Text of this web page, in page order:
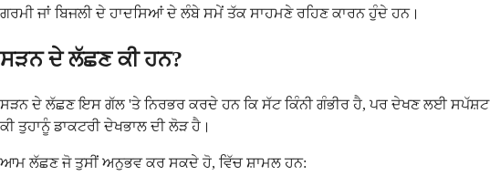
ਗਰਮੀ ਜਾਂ ਬਿਜਲੀ ਦੇ ਹਾਦਸਿਆਂ ਦੇ ਲੰਬੇ ਸਮੇਂ ਤੱਕ ਸਾਹਮਣੇ ਰਹਿਣ ਕਾਰਨ ਹੁੰਦੇ ਹਨ।
ਸੜਨ ਦੇ ਲੱਛਣ ਕੀ ਹਨ?
ਸੜਨ ਦੇ ਲੱਛਣ ਇਸ ਗੱਲ 'ਤੇ ਨਿਰਭਰ ਕਰਦੇ ਹਨ ਕਿ ਸੱਟ ਕਿੰਨੀ ਗੰਭੀਰ ਹੈ, ਪਰ ਦੇਖਣ ਲਈ
ਕੀ ਤੁਹਾਨੂੰ ਡਾਕਟਰੀ ਦੇਖਭਾਲ ਦੀ ਲੋੜ ਹੈ।
ਆਮ ਲੱਛਣ ਜੋ ਤੁਸੀਂ ਅਨੁਭਵ ਕਰ ਸਕਦੇ ਹੋ, ਵਿੱਚ ਸ਼ਾਮਲ ਹਨ: